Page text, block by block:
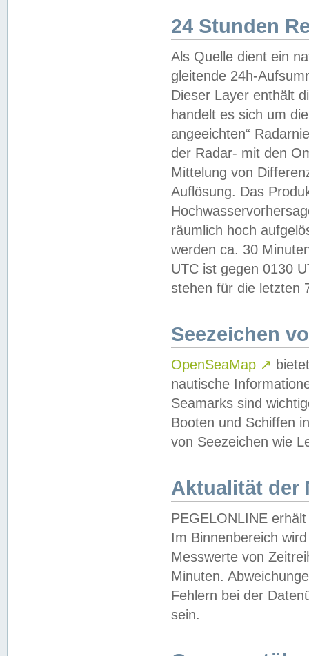
24 Stunden
Als Quelle dient ein
gleitende 24h-
Dieser Layer enthält
handelt es sich um
angeeichten“
der Radar- mit den
Mittelung von
Auflösung. Das
räumlich hoch
werden ca. 30
UTC ist gegen 0130
stehen für die letzten
Seezeichen
OpenSeaMap ↗
nautische
Seamarks sind
Booten und Schiffen
von Seezeichen wie
Aktualität der
PEGELONLINE
Im Binnenbereich
Messwerte von
Minuten.
Fehlern bei der
sein.